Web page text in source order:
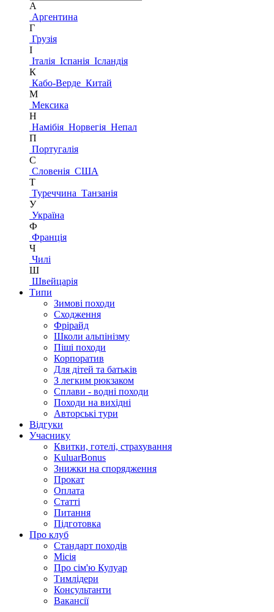
А
Аргентина
Г
Грузія
І
Італія Іспанія Ісландія
К
Кабо-Верде Китай
М
Мексика
Н
Намібія Норвегія Непал
П
Португалія
С
Словенія США
Т
Туреччина Танзанія
У
Україна
Ф
Франція
Ч
Чилі
Ш
Швейцарія
Типи
Зимові походи
Сходження
Фрірайд
Школи альпінізму
Піші походи
Корпоратив
Для дітей та батьків
З легким рюкзаком
Сплави - водні походи
Походи на вихідні
Авторські тури
Відгуки
Учаснику
Квитки, готелі, страхування
KuluarBonus
Знижки на спорядження
Прокат
Оплата
Статті
Питання
Підготовка
Про клуб
Стандарт походів
Місія
Про сім'ю Кулуар
Тимлідери
Консультанти
Вакансії